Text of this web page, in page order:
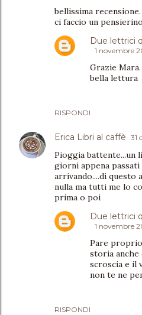
bellissima
ci faccio un pensierino
RISPONDI
Due lettrici
1 novembre
Grazie
bella lettura
Erica Libri al caffè 31
Pioggia
giorni appena
arrivando....di
nulla ma tutti me lo
prima o poi
RISPONDI
Due lettrici
1 novembre
Pare
storia anche
scroscia e il
non te ne